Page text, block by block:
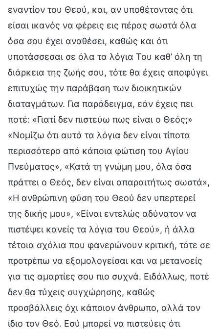
εναντίον του Θεού, και, αν υποθέτοντας ότι
είσαι ικανός να φέρεις εις πέρας σωστά όλα
όσα σου έχει αναθέσει, καθώς και ότι
υποτάσσεσαι σε όλα τα λόγια Του καθ’ όλη τη
διάρκεια της ζωής σου, τότε θα έχεις αποφύγει
επιτυχώς την παράβαση των διοικητικών
διαταγμάτων. Για παράδειγμα, εάν έχεις πει
ποτέ: «Γιατί δεν πιστεύω πως είναι ο Θεός;»
«Νομίζω ότι αυτά τα λόγια δεν είναι τίποτα
περισσότερο από κάποια φώτιση του Αγίου
Πνεύματος», «Κατά τη γνώμη μου, όλα όσα
πράττει ο Θεός, δεν είναι απαραιτήτως σωστά»,
«Η ανθρώπινη φύση του Θεού δεν υπερτερεί
της δικής μου», «Είναι εντελώς αδύνατον να
πιστέψει κανείς τα λόγια του Θεού», ή άλλα
τέτοια σχόλια που φανερώνουν κριτική, τότε σε
προτρέπω να εξομολογείσαι και να μετανοείς
για τις αμαρτίες σου πιο συχνά. Ειδάλλως, ποτέ
δεν θα τύχεις συγχώρησης, καθώς
προσβάλλεις όχι κάποιον άνθρωπο, αλλά τον
ίδιο τον Θεό. Εσύ μπορεί να πιστεύεις ότι